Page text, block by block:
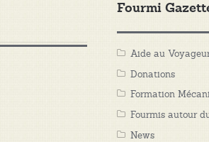
Fourmi
Aide au
Donations
Formation
Fourmis autour
News